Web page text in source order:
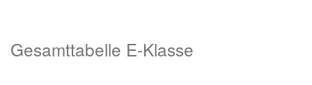
Gesamttabelle E-Klasse